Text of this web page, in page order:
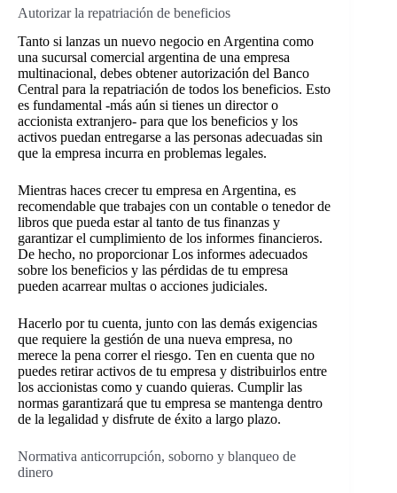
Autorizar la repatriación de beneficios
Tanto si lanzas un nuevo negocio en Argentina como
una sucursal comercial argentina de una empresa
multinacional, debes obtener autorización del Banco
Central para la repatriación de todos los beneficios. Esto
es fundamental -más aún si tienes un director o
accionista extranjero- para que los beneficios y los
activos puedan entregarse a las personas adecuadas sin
que la empresa incurra en problemas legales.
Mientras haces crecer tu empresa en Argentina, es
recomendable que trabajes con un contable o tenedor de
libros que pueda estar al tanto de tus finanzas y
garantizar el cumplimiento de los informes financieros.
De hecho, no proporcionarLos informes adecuados
sobre los beneficios y las pérdidas de tu empresa
pueden acarrear multas o acciones judiciales.
Hacerlo por tu cuenta, junto con las demás exigencias
que requiere la gestión de una nueva empresa, no
merece la pena correr el riesgo. Ten en cuenta que no
puedes retirar activos de tu empresa y distribuirlos entre
los accionistas como y cuando quieras. Cumplir las
normas garantizará que tu empresa se mantenga dentro
de la legalidad y disfrute de éxito a largo plazo.
Normativa anticorrupción, soborno y blanqueo de
dinero